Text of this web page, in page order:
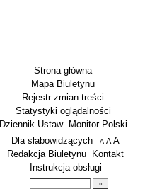
Strona główna
Mapa Biuletynu
Rejestr zmian treści
Statystyki oglądalności
Dziennik Ustaw
Monitor Polski
Menu dodatkowe
Dla słabowidzących A pomniejsz
A A
Redakcja Biuletynu
Kontakt
Instrukcja obsługi